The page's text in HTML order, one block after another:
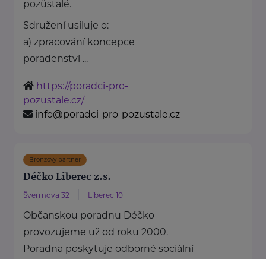
pozůstalé.
Sdružení usiluje o:
a) zpracování koncepce
poradenství ...
https://poradci-pro-
pozustale.cz/
info@poradci-pro-pozustale.cz
Bronzový partner
Déčko Liberec z.s.
Švermova 32 Liberec 10
Občanskou poradnu Déčko
provozujeme už od roku 2000.
Poradna poskytuje odborné sociální